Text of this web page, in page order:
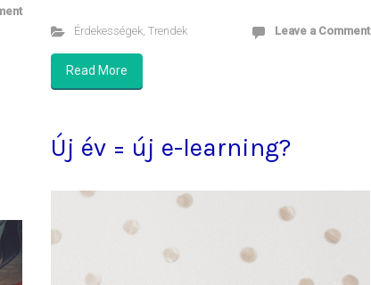
Érdekességek, Trendek Leave a Comment
Read More
Új év = új e-learning?